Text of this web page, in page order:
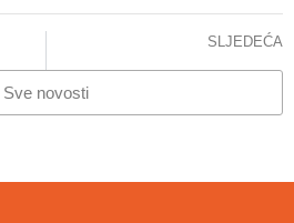
SLJEDEĆA
Sve novosti